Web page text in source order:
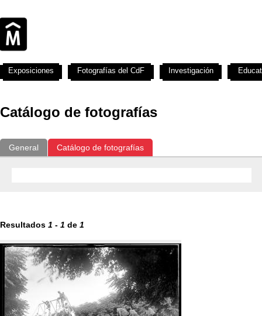
Catálogo de fotografías
General Catálogo de fotografías
Resultados 1 - 1 de 1
Exposiciones Fotografías del CdF Investigación